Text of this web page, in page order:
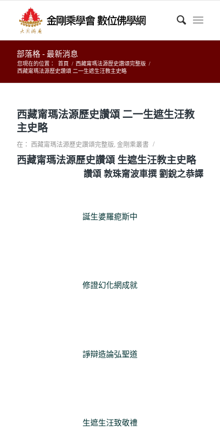
部落格 - 最新消息
您現在的位置： 首頁 / 西藏甯瑪法源歷史讚頌完整版 /
西藏甯瑪法源歷史讚頌 二一生遮生汪教主史略
西藏甯瑪法源歷史讚頌 二一生遮生汪教
主史略
在： 西藏甯瑪法源歷史讚頌完整版, 金剛乘叢書 /
西藏甯瑪法源歷史讚頌 生遮生汪教主史略
讚頌 敦珠甯波車撰 劉銳之恭譯
誕生婆羅痆斯中
修證幻化網成就
諍辯造論弘聖道
生遮生汪致敬禮